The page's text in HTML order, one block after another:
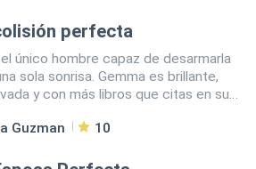
encadenada y vendida como
a un Alfa renegado que la ve como
que una pieza de juego. Pero el
otros planes. Intercambiada
amantes de cuerpo cálido, Nyx cae
Rey Lycan. Con ojos como
perfecta
el único hombre capaz de desarmarla
sola sonrisa. Gemma es brillante,
y con más libros que citas en su
encantador… excepto una vez.
la destrozó con unas palabras. Todo
Guzman 10